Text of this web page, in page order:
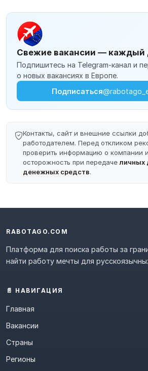
Свежие вакансии — каждый
Подпишитесь на Telegram-канал и
о новых вакансиях в Европе.
Подписаться
Контакты, сайт и внешние ссылки
работодателем. Перед откликом
проверить информацию о компании
осторожность при передачеличных
денежных средств.
RABOTAGO.COM
Платформа для поиска работы за
найти работу мечты для
📄 НАВИГАЦИЯ
Главная
Вакансии
Страны
Регионы